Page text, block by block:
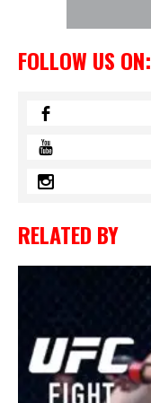
FOLLOW US ON:
RELATED BY